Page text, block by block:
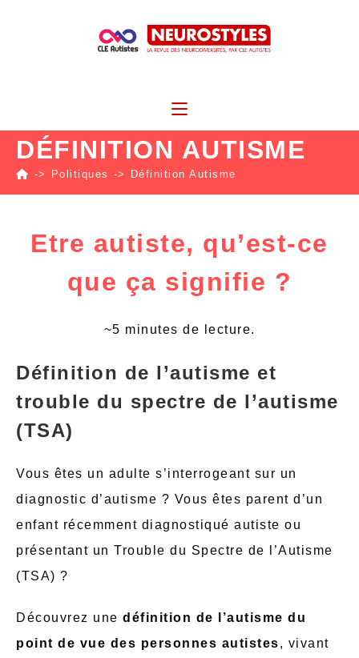
DÉFINITION AUTISME
-> Politiques -> Définition Autisme
Etre autiste, qu’est-ce
que ça signifie ?
~5 minutes de lecture.
Définition de l’autisme et
trouble du spectre de l’autisme
(TSA)
Vous êtes un adulte s’interrogeant sur un
diagnostic d’autisme ? Vous êtes parent d’un
enfant récemment diagnostiqué autiste ou
présentant un Trouble du Spectre de l’Autisme
(TSA) ?
Découvrez une définition de l’autisme du
point de vue des personnes autistes, vivant